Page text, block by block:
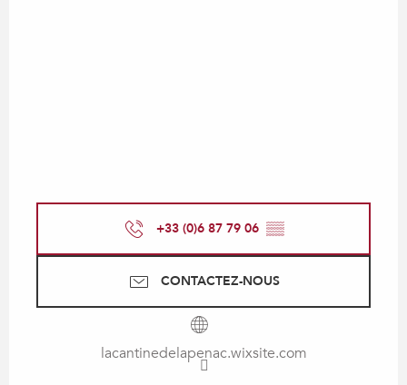
+33 (0)6 87 79 06 ▒▒
CONTACTEZ-NOUS
lacantinedelapenac.wixsite.com